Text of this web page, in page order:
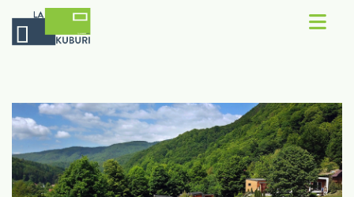
Concept
Rezerva Kub
Recenzii